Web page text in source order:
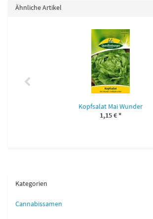
Ähnliche Artikel
Kopfsalat Mai Wunder
1,15 €*
Kategorien
Cannabissamen